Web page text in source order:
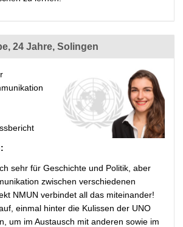
24 Jahre, Solingen
sehr für Geschichte und Politik, aber
zwischen verschiedenen
NMUN verbindet all das miteinander!
einmal hinter die Kulissen der UNO
um im Austausch mit anderen sowie im